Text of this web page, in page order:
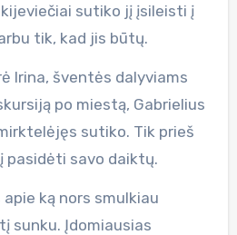
sutiko jį įsileisti į
tik, kad jis būtų.
Irina, šventės dalyviams
po miestą, Gabrielius
sutiko. Tik prieš
pasidėti savo daiktų.
ką nors smulkiau
sunku. Įdomiausias